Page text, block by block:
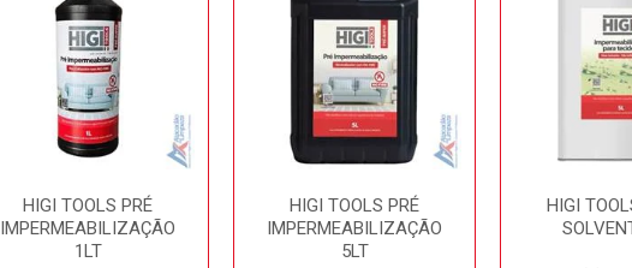
HIGI TOOLS PRÉ
IMPERMEABILIZAÇÃO
1LT
HIGI TOOLS PRÉ
IMPERMEABILIZAÇÃO
5LT
HIGI